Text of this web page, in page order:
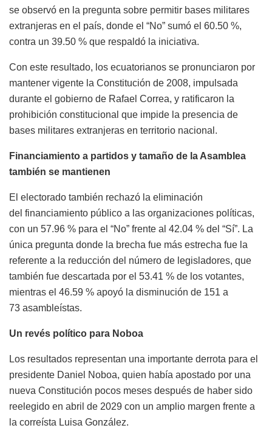
se observó en la pregunta sobre permitir bases militares
extranjeras en el país, donde el “No” sumó el 60.50 %,
contra un 39.50 % que respaldó la iniciativa.
Con este resultado, los ecuatorianos se pronunciaron por
mantener vigente la Constitución de 2008, impulsada
durante el gobierno de Rafael Correa, y ratificaron la
prohibición constitucional que impide la presencia de
bases militares extranjeras en territorio nacional.
Financiamiento a partidos y tamaño de la Asamblea
también se mantienen
El electorado también rechazó la eliminación
del financiamiento público a las organizaciones políticas,
con un 57.96 % para el “No” frente al 42.04 % del “Sí”. La
única pregunta donde la brecha fue más estrecha fue la
referente a la reducción del número de legisladores, que
también fue descartada por el 53.41 % de los votantes,
mientras el 46.59 % apoyó la disminución de 151 a
73 asambleístas.
Un revés político para Noboa
Los resultados representan una importante derrota para el
presidente Daniel Noboa, quien había apostado por una
nueva Constitución pocos meses después de haber sido
reelegido en abril de 2029 con un amplio margen frente a
la correísta Luisa González.